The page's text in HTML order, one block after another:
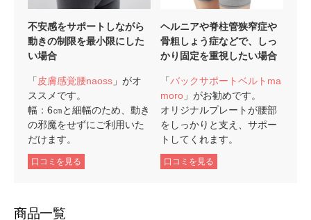
不安感をサポートしながら
動きの制限を最小限にした
い場合
「 皮膚感覚腰naoss 」がオ
ススメです。
幅：6㎝と細幅のため、動き
の邪魔をせずにご利用いた
だけます。
口コミを見る
ヘルニアや脊柱管狭窄症や
骨粗しょう症などで、しっ
かり固定を重視したい場合
「バックサポートベルトma
moro 」がお勧めです。
オリジナルプレートが腰部
をしっかりと支え、サポー
トしてくれます。
口コミを見る
商品一覧